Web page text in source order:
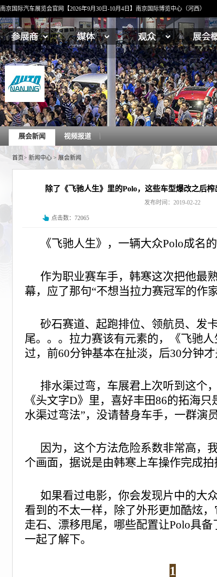
南京国际汽车展览会官网【2026年9月30日-10月4日】南京国际博览中心（河西）
展会新闻 视频报道
首页> 新闻中心 > 展会新闻
除了《飞驰人生》里的Polo，这些车型爆改之后
发布时间：2019-02-22
点击数：72065
《飞驰人生》，一辆大众Polo成名
作为职业赛车手，韩寒这次把他最
幕，应了那句“不想当拉力赛冠军的作
砂石赛道、起跑排位、领航员、发
尾。。。拉力赛该有元素的，《飞驰
过， 前60分钟基本在扯淡，后30分钟
排水渠过弯，车展君上次听到这个
《头文字D》里，喜好丰田86的拓海
水渠过弯法”，没请替身车手，一群演
因为，这个方法危险系数非常高，
个画面，据说是由韩寒上车操作完成拍
如果看过电影，你会发现片中的大
看到的不太一样，除了外形更加酷炫
走石、漂移甩尾，哪些配置让Polo具
一起了解下。
1